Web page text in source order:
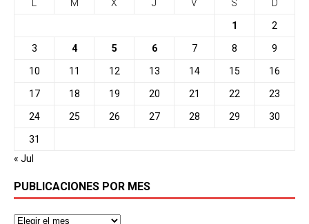
M X J V S D
1 2
3 4 5 6 7 8 9
10 11 12 13 14 15 16
17 18 19 20 21 22 23
24 25 26 27 28 29 30
31
« Jul
PUBLICACIONES POR MES